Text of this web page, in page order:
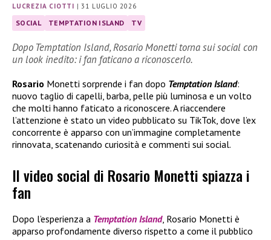
LUCREZIA CIOTTI |31 LUGLIO 2026
SOCIAL TEMPTATION ISLAND TV
Dopo Temptation Island, Rosario Monetti torna sui social con
un look inedito: i fan faticano a riconoscerlo.
Rosario Monetti sorprende i fan dopo Temptation Island:
nuovo taglio di capelli, barba, pelle più luminosa e un volto
che molti hanno faticato a riconoscere. A riaccendere
l’attenzione è stato un video pubblicato su TikTok, dove l’ex
concorrente è apparso con un’immagine completamente
rinnovata, scatenando curiosità e commenti sui social.
Il video social di Rosario Monetti spiazza i
fan
Dopo l’esperienza a Temptation Island, Rosario Monetti è
apparso profondamente diverso rispetto a come il pubblico